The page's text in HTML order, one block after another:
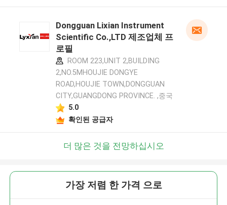
Dongguan Lixian Instrument
Scientific Co.,LTD 제조업체 프
로필
ROOM 223,UNIT 2,BUILDING
2,NO.5MHOUJIE DONGYE
ROAD,HOUJIE TOWN,DONGGUAN
CITY,GUANGDONG PROVINCE. ,중국
5.0
확인된 공급자
더 많은 것을 전망하십시오
가장 저렴 한 가격 으로